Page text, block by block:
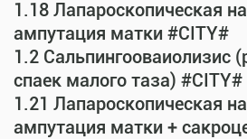
1.18 Лапароскопическая
ампутация матки #CITY#
1.2 Сальпингооваиолизис
спаек малого таза) #CITY#
1.21 Лапароскопическая
ампутация матки +